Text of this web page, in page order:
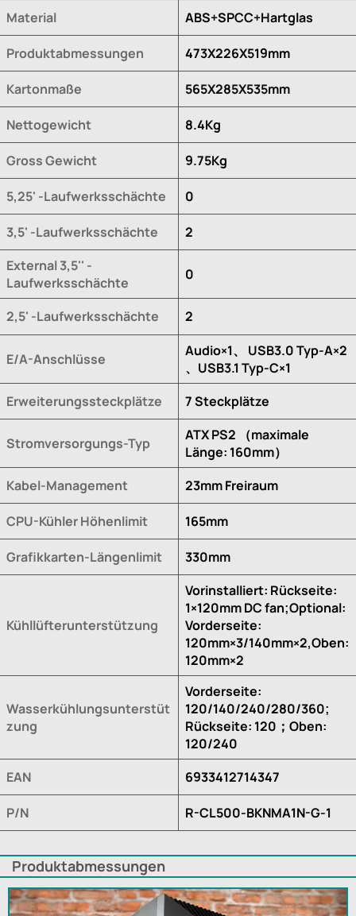
Material ABS+SPCC+Hartglas
Produktabmessungen 473X226X519mm
Kartonmaße 565X285X535mm
Nettogewicht 8.4Kg
Gross Gewicht 9.75Kg
5,25' -Laufwerksschächte 0
3,5' -Laufwerksschächte
2
External 3,5'' -
Laufwerksschächte
0
2,5' -Laufwerksschächte 2
E/A-Anschlüsse
Audio×1、 USB3.0 Typ-A×2
、USB3.1 Typ-C×1
Erweiterungssteckplätze
7 Steckplätze
Stromversorgungs-Typ
ATX PS2 （maximale
Länge: 160mm）
Kabel-Management
23mm Freiraum
CPU-Kühler Höhenlimit 165mm
Grafikkarten-Längenlimit 330mm
Kühllüfterunterstützung
Vorinstalliert: Rückseite:
1×120mm DC fan;Optional:
Vorderseite:
120mm×3/140mm×2,Oben:
120mm×2
Wasserkühlungsunterstüt
zung
Vorderseite:
120/140/240/280/360;
Rückseite: 120；Oben:
120/240
EAN
6933412714347
P/N R-CL500-BKNMA1N-G-1
Produktabmessungen